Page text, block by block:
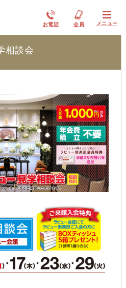
お電話 会員 メニュー
荷イベント情報
相談会